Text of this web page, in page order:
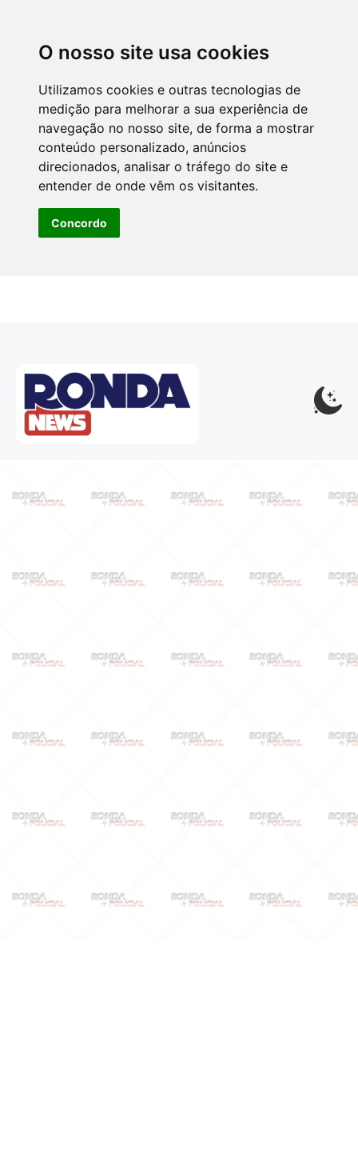
O nosso site usa cookies
Utilizamos cookies e outras tecnologias de
medição para melhorar a sua experiência de
navegação no nosso site, de forma a mostrar
conteúdo personalizado, anúncios
direcionados, analisar o tráfego do site e
entender de onde vêm os visitantes.
Concordo